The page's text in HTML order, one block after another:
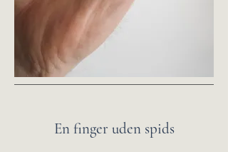
En finger uden spids